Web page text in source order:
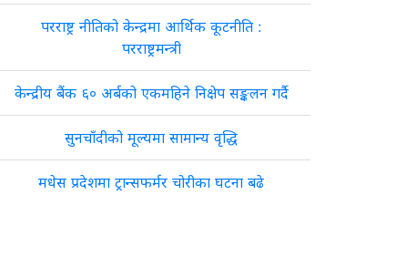
परराष्ट्र नीतिको केन्द्रमा आर्थिक कूटनीति :
परराष्ट्रमन्त्री
केन्द्रीय बैंक ६० अर्बको एकमहिने निक्षेप सङ्कलन गर्दै
सुनचाँदीको मूल्यमा सामान्य वृद्धि
मधेस प्रदेशमा ट्रान्सफर्मर चोरीका घटना बढे